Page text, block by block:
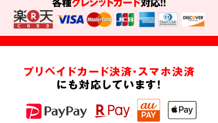
プリペイドカード決済・スマホ決済
にも対応しています!